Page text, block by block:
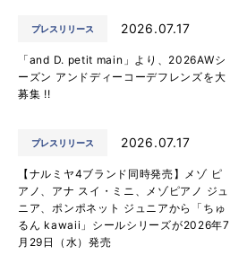
プレスリリース 2026.07.17
「and D. petit main」より、2026AWシ
ーズン アンドディーコーデフレンズを大
募集 !!
プレスリリース 2026.07.17
【ナルミヤ4ブランド同時発売】メゾ ピ
アノ、アナ スイ・ミニ、メゾピアノ ジュ
ニア、ポンポネット ジュニアから「ちゅ
るん kawaii」シールシリーズが2026年7
月29日（水）発売